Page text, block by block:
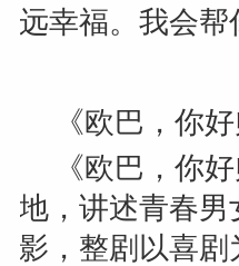
远幸福。我会
《欧巴，你
《欧巴，你
地，讲述青春
影，整剧以喜